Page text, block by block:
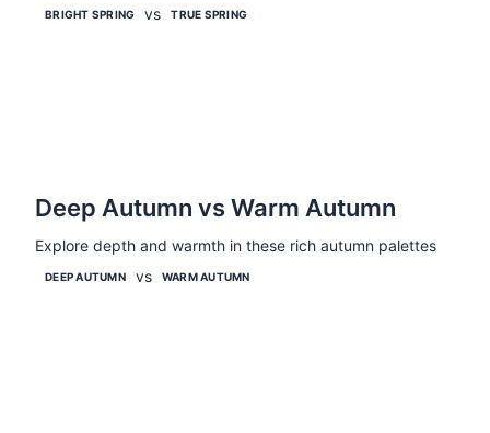
BRIGHT SPRING vs TRUE SPRING
Deep Autumn vs Warm Autumn
Explore depth and warmth in these rich autumn palettes
DEEP AUTUMN vs WARM AUTUMN